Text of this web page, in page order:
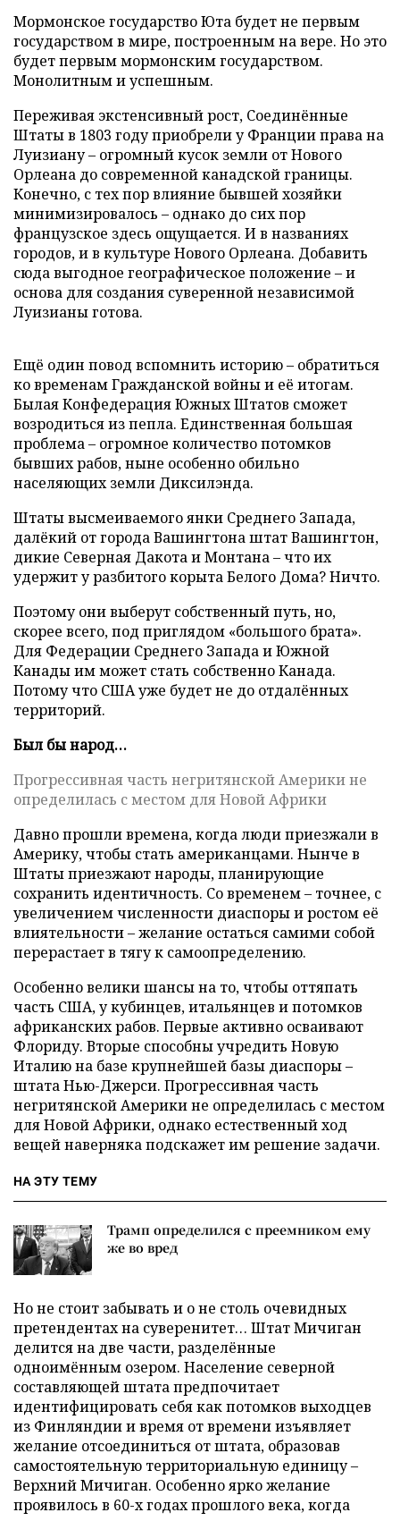
Мормонское государство Юта будет не первым
государством в мире, построенным на вере. Но это
будет первым мормонским государством.
Монолитным и успешным.
Переживая экстенсивный рост, Соединённые
Штаты в 1803 году приобрели у Франции права на
Луизиану – огромный кусок земли от Нового
Орлеана до современной канадской границы.
Конечно, с тех пор влияние бывшей хозяйки
минимизировалось – однако до сих пор
французское здесь ощущается. И в названиях
городов, и в культуре Нового Орлеана. Добавить
сюда выгодное географическое положение – и
основа для создания суверенной независимой
Луизианы готова.
Ещё один повод вспомнить историю – обратиться
ко временам Гражданской войны и её итогам.
Былая Конфедерация Южных Штатов сможет
возродиться из пепла. Единственная большая
проблема – огромное количество потомков
бывших рабов, ныне особенно обильно
населяющих земли Диксилэнда.
Штаты высмеиваемого янки Среднего Запада,
далёкий от города Вашингтона штат Вашингтон,
дикие Северная Дакота и Монтана – что их
удержит у разбитого корыта Белого Дома? Ничто.
Поэтому они выберут собственный путь, но,
скорее всего, под приглядом «большого брата».
Для Федерации Среднего Запада и Южной
Канады им может стать собственно Канада.
Потому что США уже будет не до отдалённых
территорий.
Был бы народ…
Прогрессивная часть негритянской Америки не
определилась с местом для Новой Африки
Давно прошли времена, когда люди приезжали в
Америку, чтобы стать американцами. Нынче в
Штаты приезжают народы, планирующие
сохранить идентичность. Со временем – точнее, с
увеличением численности диаспоры и ростом её
влиятельности – желание остаться самими собой
перерастает в тягу к самоопределению.
Особенно велики шансы на то, чтобы оттяпать
часть США, у кубинцев, итальянцев и потомков
африканских рабов. Первые активно осваивают
Флориду. Вторые способны учредить Новую
Италию на базе крупнейшей базы диаспоры –
штата Нью-Джерси. Прогрессивная часть
негритянской Америки не определилась с местом
для Новой Африки, однако естественный ход
вещей наверняка подскажет им решение задачи.
НА ЭТУ ТЕМУ
Трамп определился с преемником ему
же во вред
Но не стоит забывать и о не столь очевидных
претендентах на суверенитет… Штат Мичиган
делится на две части, разделённые
одноимённым озером. Население северной
составляющей штата предпочитает
идентифицировать себя как потомков выходцев
из Финляндии и время от времени изъявляет
желание отсоединиться от штата, образовав
самостоятельную территориальную единицу –
Верхний Мичиган. Особенно ярко желание
проявилось в 60-х годах прошлого века, когда